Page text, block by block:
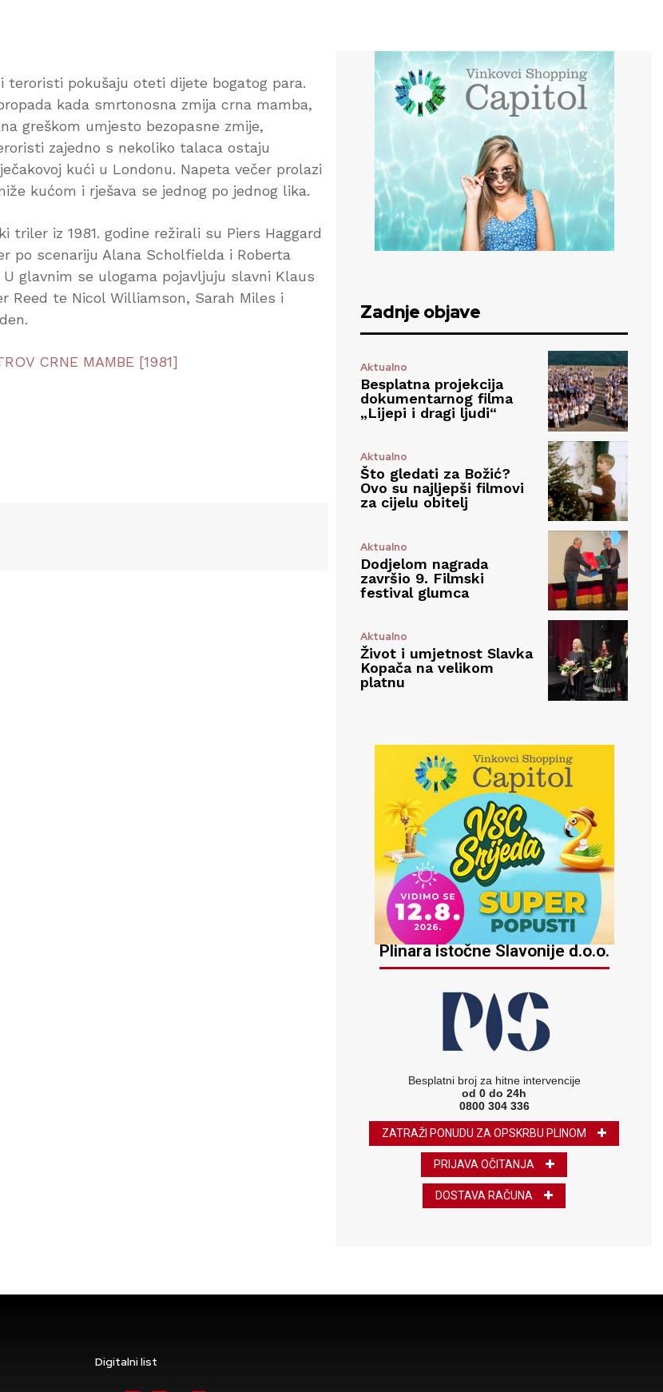
teroristi pokušaju oteti dijete bogatog para.
kada smrtonosna zmija crna mamba,
greškom umjesto bezopasne zmije,
zajedno s nekoliko talaca ostaju
kući u Londonu. Napeta večer prolazi
kućom i rješava se jednog po jednog lika.
triler iz 1981. godine režirali su Piers Haggard
po scenariju Alana Scholfielda i Roberta
U glavnim se ulogama pojavljuju slavni Klaus
Reed te Nicol Williamson, Sarah Miles i
CRNE MAMBE [1981]
Zadnje objave
Aktualno
Besplatna projekcija
dokumentarnog filma
„Lijepi i dragi ljudi“
Aktualno
Što gledati za Božić?
Ovo su najljepši filmovi
za cijelu obitelj
Aktualno
Dodjelom nagrada
završio 9. Filmski
festival glumca
Aktualno
Život i umjetnost Slavka
Kopača na velikom
platnu
Plinara istočne Slavonije d.o.o.
Besplatni broj za hitne intervencije
od 0 do 24h
0800 304 336
ZATRAŽI PONUDU ZA OPSKRBU PLINOM
PRIJAVA OČITANJA
DOSTAVA RAČUNA
Digitalni list